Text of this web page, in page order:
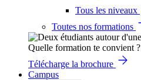
Tous les niveaux
Toutes nos formations
Quelle formation te convient ?
Télécharge la brochure
Campus